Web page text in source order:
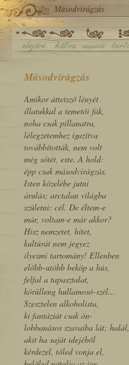
Másodvirágzás
Másodvirágzás
Amikor áttetsző lényét
illatukkal a temetői fák,
noha csak pillanatra,
lélegzetemhez igazítva
továbbították, nem volt
még sötét, este. A hold:
épp csak másodvirágzás.
Isten közelébe jutni
árulás; arctalan világba
születni: cél. De éltem-e
már, voltam-e már akkor?
Hisz nemzetet, hitet,
kultúrát nem jegyez
ilyesmi tartomány! Ellenben
előbb-utóbb beköp a hús,
felfal a tapasztalat,
körülleng hullamosó-szél...
Szesztelen alkoholista,
ki fantáziát csak ön-
lobbanásos szavaiba lát; halál,
akit ha saját idejéből
kérdezel, tőled vonja el,